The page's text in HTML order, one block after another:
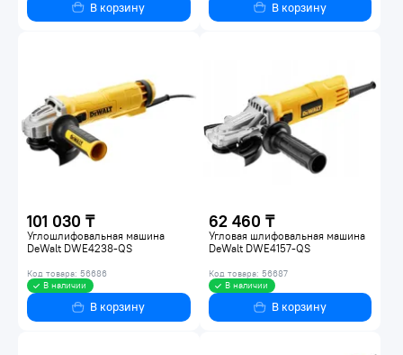
В корзину В корзину
101 030 ₸
Углошлифовальная машина
DeWalt DWE4238-QS
Код товара: 56686
В наличии
В корзину
62 460 ₸
Угловая шлифовальная машина
DeWalt DWE4157-QS
Код товара: 56687
В наличии
В корзину